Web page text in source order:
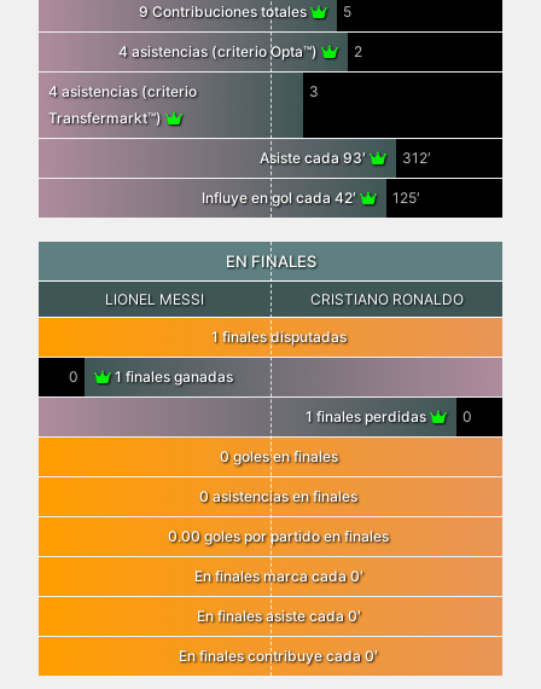
9 Contribuciones totales 5
4 asistencias (criterio Opta™) 2
4 asistencias (criterio
Transfermarkt™)
3
Asiste cada 93′ 312′
Influye en gol cada 42′ 125′
EN FINALES
LIONEL MESSI CRISTIANO RONALDO
1 finales disputadas
0 1 finales ganadas
1 finales perdidas 0
0 goles en finales
0 asistencias en finales
0.00 goles por partido en finales
En finales marca cada 0′
En finales asiste cada 0′
En finales contribuye cada 0′